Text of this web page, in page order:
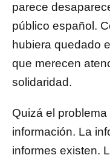
parece
público español.
hubiera quedado
que merecen
solidaridad.
Quizá el
información. La
informes existen.